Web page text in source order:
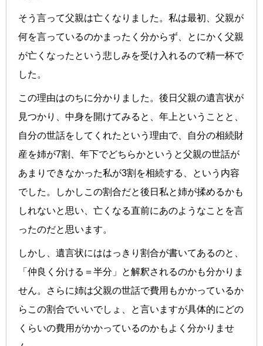
そう言って父親は亡くなりました。私は最初、父親が
何を言っているのかまったく分からず、とにかく父親
が亡くなったという悲しみを受け入れるので精一杯で
した。
この理由はのちに分かりました。後日父親の遺言状が
見つかり、中身を開けてみると、年上ということと、
自分の世話をしてくれたという理由で、自分の相続財
産を姉が7割、年下でどちらかというと父親の世話が
あまりできなかった私が3割を相続する、という内容
でした。しかしこの割合だと後日私と姉が揉めるかも
しれないと思い、亡くなる直前にあのようなことを言
ったのだと思います。
しかし、遺言状にははっきり割合が書いてあるのと、
「仲良く分ける＝半分」と解釈されるのかも分かりま
せん。さらに姉は父親の世話で費用もかかっているか
らこの割合でいいでしょ、と言いますが具体的にどの
くらいの費用がかかっているのかもよく分かりませ